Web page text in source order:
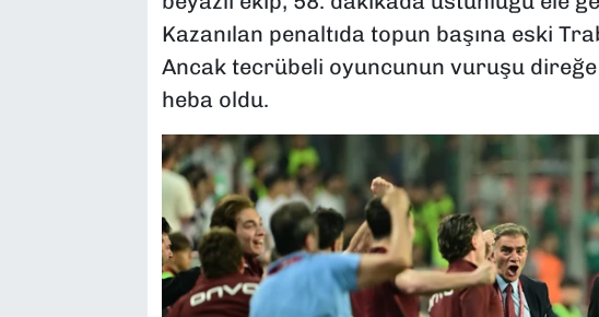
Kazanılan penaltıda topun başına eski
Ancak tecrübeli oyuncunun vuruşu direğe
heba oldu.